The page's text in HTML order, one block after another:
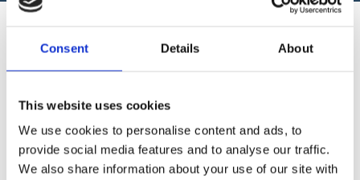
Consent Details About
This website uses cookies
We use cookies to personalise content and ads, to
provide social media features and to analyse our traffic.
We also share information about your use of our site with
2,45 m